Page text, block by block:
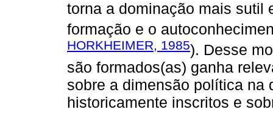
torna a dominação mais sutil
formação e o
HORKHEIMER, 1985). Desse
são formados(as) ganha
sobre a dimensão política na
historicamente inscritos e